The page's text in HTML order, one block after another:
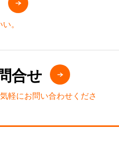
。
合せ
軽にお問い合わせくださ